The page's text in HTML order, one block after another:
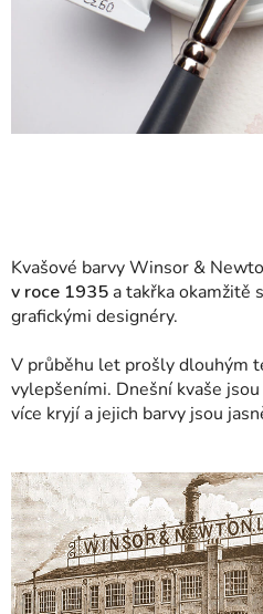
Kvašové barvy Winsor &
v roce 1935 a takřka okamžitě
grafickými designéry.
V průběhu let prošly dlouhým
vylepšeními. Dnešní kvaše
více kryjí a jejich barvy jsou